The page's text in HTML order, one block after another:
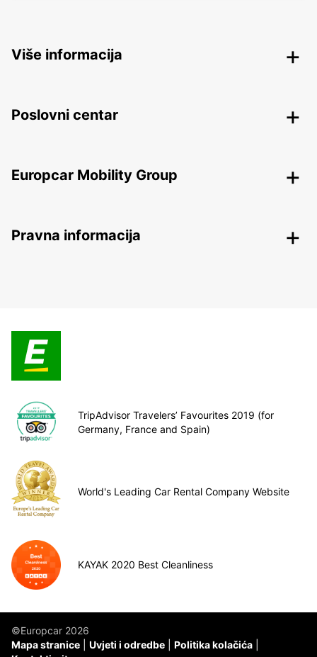
Više informacija
Poslovni centar
Europcar Mobility Group
Pravna informacija
TripAdvisor Travelers’ Favourites 2019 (for
Germany, France and Spain)
World's Leading Car Rental Company Website
KAYAK 2020 Best Cleanliness
©Europcar 2026
Mapa stranice
Uvjeti i odredbe
Politika kolačića